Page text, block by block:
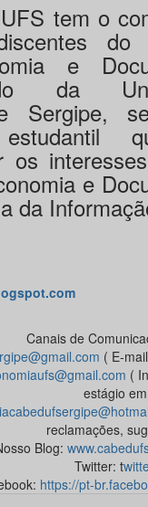
tem o
do
e
da
Sergipe,
os
e
da
Canais de
( E-
(
estágio
reclamações,
Blog:
Twitter: t
https://pt-